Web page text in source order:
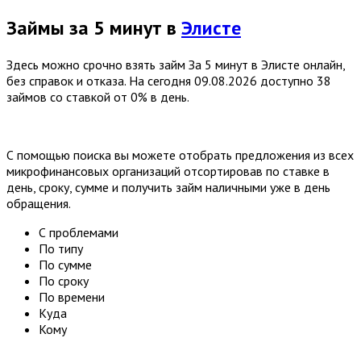
Займы за 5 минут в Элисте
Здесь можно срочно взять займ За 5 минут в Элисте онлайн,
без справок и отказа. На сегодня 09.08.2026 доступно 38
займов со ставкой от 0% в день.
С помощью поиска вы можете отобрать предложения из всех
микрофинансовых организаций отсортировав по ставке в
день, сроку, сумме и получить займ наличными уже в день
обращения.
С проблемами
По типу
По сумме
По сроку
По времени
Куда
Кому